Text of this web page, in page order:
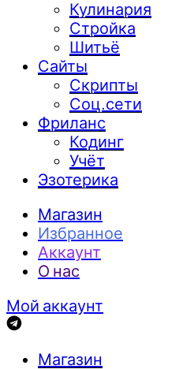
Кулинария
Стройка
Шитьё
Сайты
Скрипты
Соц.сети
Фриланс
Кодинг
Учёт
Эзотерика
Магазин
Избранное
Аккаунт
О нас
Мой аккаунт
Магазин